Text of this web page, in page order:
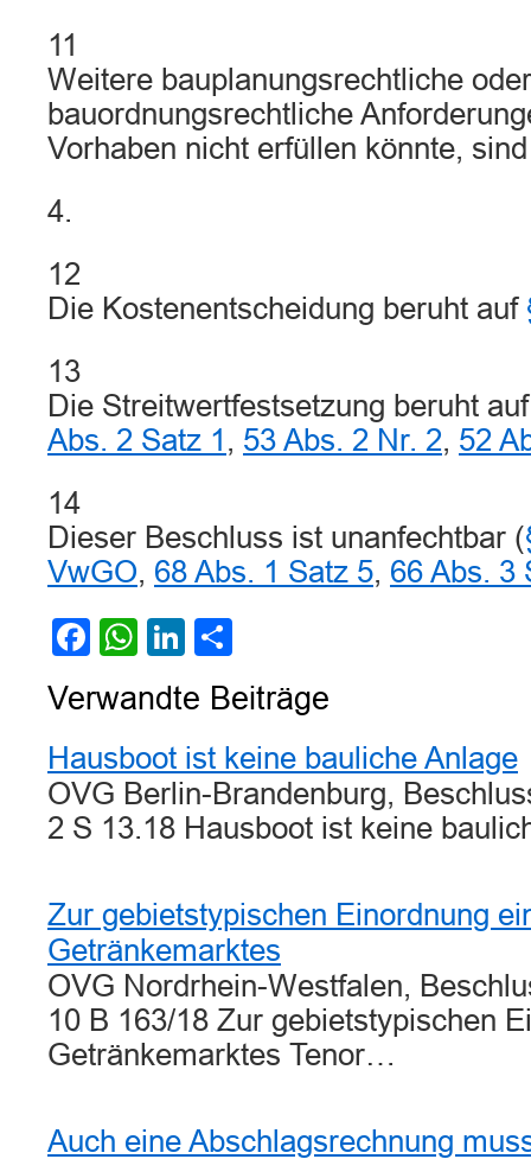
11
Weitere bauplanungsrechtliche oder
bauordnungsrechtliche
Vorhaben nicht erfüllen könnte,
4.
12
Die Kostenentscheidung beruht auf
13
Die Streitwertfestsetzung beruht
Abs. 2 Satz 1 , 53 Abs. 2 Nr. 2, 52
14
Dieser Beschluss ist unanfechtbar (
VwGO, 68 Abs. 1 Satz 5, 66 Abs. 3
Facebook
WhatsApp
LinkedIn
Verwandte Beiträge
Hausboot ist keine bauliche Anlage
OVG Berlin-Brandenburg,
2 S 13.18 Hausboot ist keine
Zur gebietstypischen Einordnung
Getränkemarktes
OVG Nordrhein-Westfalen,
10 B 163/18 Zur gebietstypischen
Getränkemarktes Tenor…
Auch eine Abschlagsrechnung